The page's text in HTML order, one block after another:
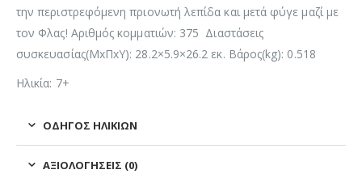
την περιστρεφόμενη πριονωτή λεπίδα και μετά φύγε μαζί με
τον Φλας! Αριθμός κομματιών: 375 Διαστάσεις
συσκευασίας(ΜxΠxΥ): 28.2×5.9×26.2 εκ. Βάρος(kg): 0.518
Ηλικία: 7+
ΟΔΗΓΌΣ ΗΛΙΚΙΏΝ
ΑΞΙΟΛΟΓΉΣΕΙΣ (0)